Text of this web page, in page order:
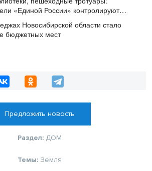
«Единой России» контролируют
объектах
Новосибирской области стало
бюджетных мест
Предложить новость
Раздел: ДОМ
Темы: Земля